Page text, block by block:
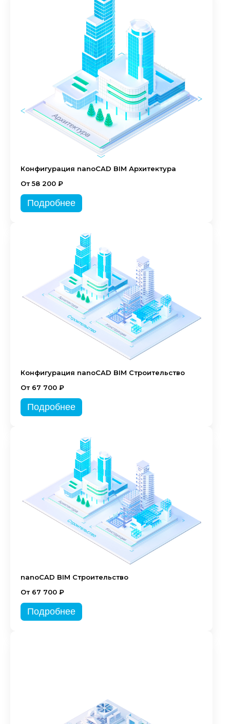
Конфигурация nanoCAD BIM Архитектура
От 58 200 ₽
Подробнее
Конфигурация nanoCAD BIM Строительство
От 67 700 ₽
Подробнее
nanoCAD BIM Строительство
От 67 700 ₽
Подробнее